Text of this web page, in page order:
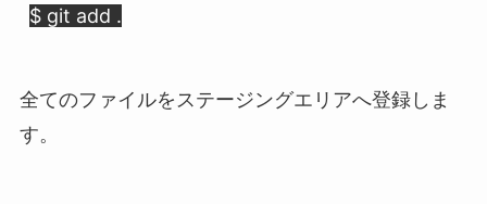
$ git add .
全てのファイルをステージングエリアへ登録しま
す。